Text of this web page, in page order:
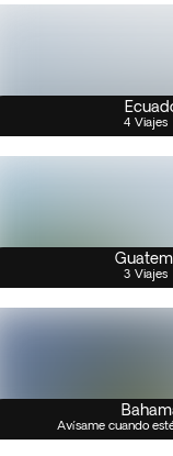
4 Viajes
3 Viajes
Avísame cuando